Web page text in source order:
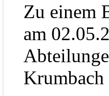
Zu einem
am